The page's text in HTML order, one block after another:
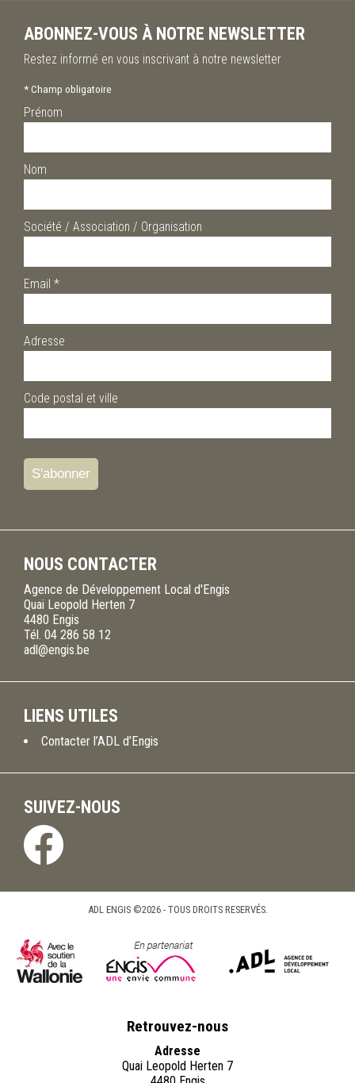
ABONNEZ-VOUS À NOTRE NEWSLETTER
Restez informé en vous inscrivant à notre newsletter
*Champ obligatoire
Prénom
Nom
Société / Association / Organisation
Email *
Adresse
Code postal et ville
NOUS CONTACTER
Agence de Développement Local d'Engis
Quai Leopold Herten 7
4480 Engis
Tél. 04 286 58 12
adl@engis.be
LIENS UTILES
Contacter l’ADL d’Engis
SUIVEZ-NOUS
ADL ENGIS ©2026 - TOUS DROITS RESERVÉS.
Retrouvez-nous
Adresse
Quai Leopold Herten 7